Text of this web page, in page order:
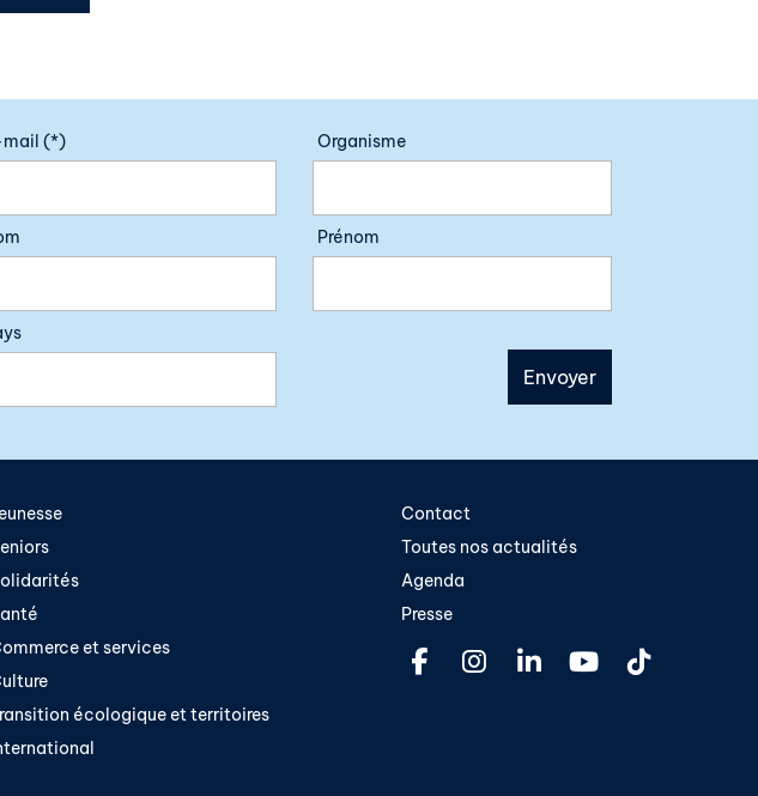
(*) Organisme
Prénom
et services
écologique et territoires​
Contact
Toutes nos actualités
Agenda
Presse